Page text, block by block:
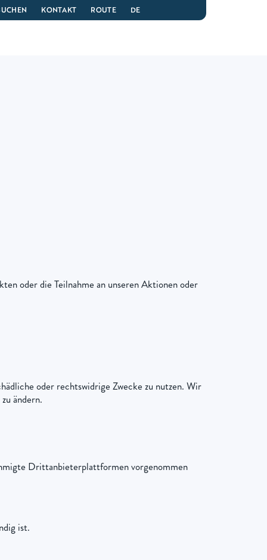
KONTAKT ROUTE DE
oder die Teilnahme an unseren Aktionen oder
oder rechtswidrige Zwecke zu nutzen. Wir
ändern.
Drittanbieterplattformen vorgenommen
ist.